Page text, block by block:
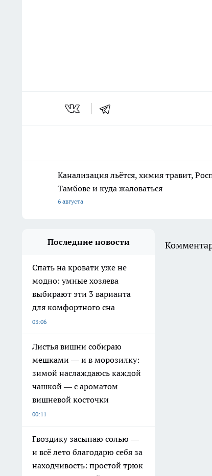
Канализация льётся, химия травит,
Тамбове и куда жаловаться
6 августа
Последние новости
Спать на кровати уже не
модно: умные хозяева
выбирают эти 3 варианта
для комфортного сна
03:06
Листья вишни собираю
мешками — и в морозилку:
зимой наслаждаюсь каждой
чашкой — с ароматом
вишневой косточки
00:11
Гвоздику засыпаю солью —
и всё лето благодарю себя за
находчивость: простой трюк